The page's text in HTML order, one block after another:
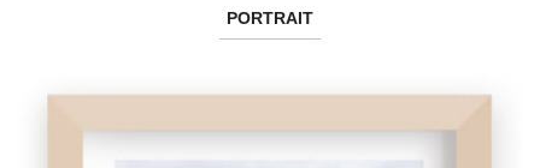
PORTRAIT